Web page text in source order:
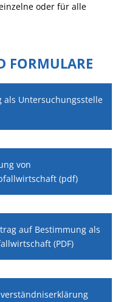
oder für alle
FORMULARE
als Untersuchungsstelle
von
(pdf)
auf Bestimmung als
(PDF)